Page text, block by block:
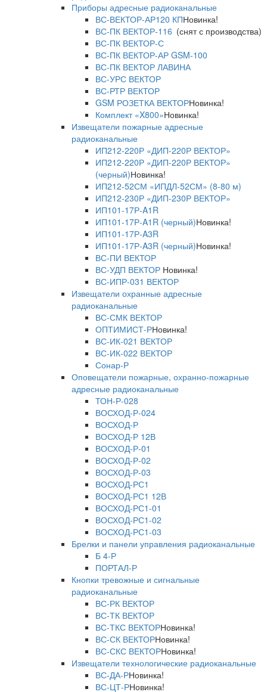
Приборы адресные радиоканальные
ВС-ВЕКТОР-АР120 КПНовинка!
ВС-ПК ВЕКТОР-116 (снят с производства)
ВС-ПК ВЕКТОР-С
ВС-ПК ВЕКТОР-АР GSM-100
ВС-ПК ВЕКТОР ЛАВИНА
ВС-УРС ВЕКТОР
ВС-РТР ВЕКТОР
GSM РОЗЕТКА ВЕКТОРНовинка!
Комплект «X800»Новинка!
Извещатели пожарные адресные
радиоканальные
ИП212-220Р «ДИП-220Р ВЕКТОР»
ИП212-220Р «ДИП-220Р ВЕКТОР»
(черный)Новинка!
ИП212-52СМ «ИПДЛ-52СМ» (8-80 м)
ИП212-230Р «ДИП-230Р ВЕКТОР»
ИП101-17Р-A1R
ИП101-17Р-A1R (черный)Новинка!
ИП101-17Р-A3R
ИП101-17Р-A3R (черный)Новинка!
ВС-ПИ ВЕКТОР
ВС-УДП ВЕКТОР Новинка!
ВС-ИПР-031 ВЕКТОР
Извещатели охранные адресные
радиоканальные
ВС-СМК ВЕКТОР
ОПТИМИСТ-РНовинка!
ВС-ИК-021 ВЕКТОР
ВС-ИК-022 ВЕКТОР
Сонар-Р
Оповещатели пожарные, охранно-пожарные
адресные радиоканальные
ТОН-Р-028
ВОСХОД-Р-024
ВОСХОД-Р
ВОСХОД-Р 12В
ВОСХОД-Р-01
ВОСХОД-Р-02
ВОСХОД-Р-03
ВОСХОД-РС1
ВОСХОД-РС1 12В
ВОСХОД-РС1-01
ВОСХОД-РС1-02
ВОСХОД-РС1-03
Брелки и панели управления радиоканальные
Б 4-Р
ПОРТАЛ-Р
Кнопки тревожные и сигнальные
радиоканальные
ВС-РК ВЕКТОР
ВС-ТК ВЕКТОР
ВС-ТКС ВЕКТОРНовинка!
ВС-СК ВЕКТОРНовинка!
ВС-СКС ВЕКТОРНовинка!
Извещатели технологические радиоканальные
ВС-ДА-РНовинка!
ВС-ЦТ-РНовинка!